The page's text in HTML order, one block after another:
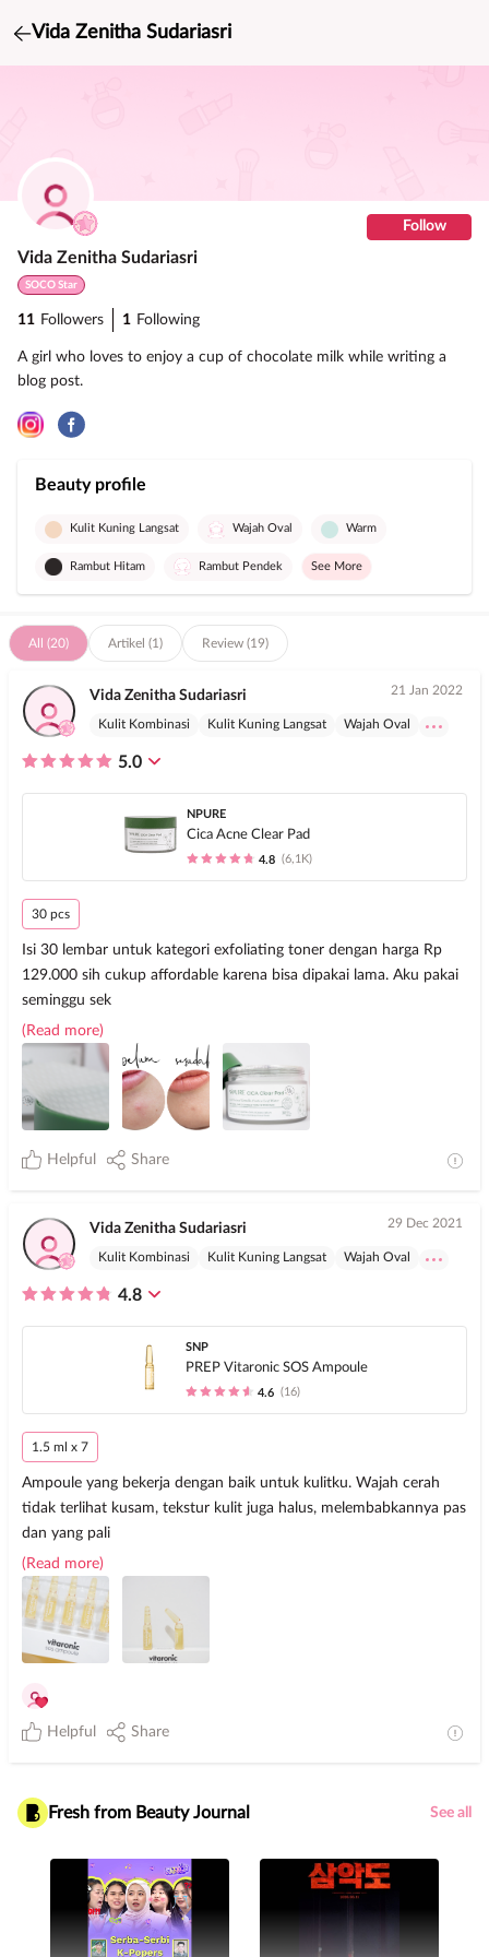
Vida Zenitha Sudariasri
Vida Zenitha Sudariasri
SOCO Star
11 Followers 1 Following
A girl who loves to enjoy a cup of chocolate milk while writing a
blog post.
Beauty profile
Kulit Kuning Langsat Wajah Oval Warm
Rambut Hitam Rambut Pendek See More
Follow
All (20) Artikel (1) Review (19)
21 Jan 2022
Vida Zenitha Sudariasri
Kulit Kombinasi Kulit Kuning Langsat Wajah Oval
5.0
NPURE
Cica Acne Clear Pad
4.8 (6,1K)
30 pcs
Isi 30 lembar untuk kategori exfoliating toner dengan harga Rp
129.000 sih cukup affordable karena bisa dipakai lama. Aku pakai
seminggu sek
(Read more)
Helpful Share
29 Dec 2021
Vida Zenitha Sudariasri
Kulit Kombinasi Kulit Kuning Langsat Wajah Oval
4.8
SNP
PREP Vitaronic SOS Ampoule
4.6 (16)
1.5 ml x 7
Ampoule yang bekerja dengan baik untuk kulitku. Wajah cerah
tidak terlihat kusam, tekstur kulit juga halus, melembabkannya pas
dan yang pali
(Read more)
Helpful Share
Fresh from Beauty Journal See all